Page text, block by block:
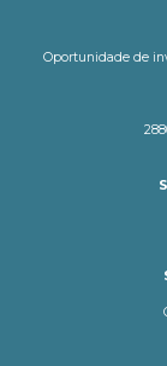
Oportunidade de